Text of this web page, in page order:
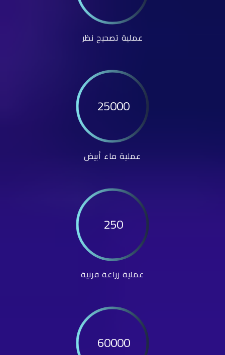
عملية تصحيح نظر
25000
عملية ماء أبيض
250
عملية زراعة قرنية
60000